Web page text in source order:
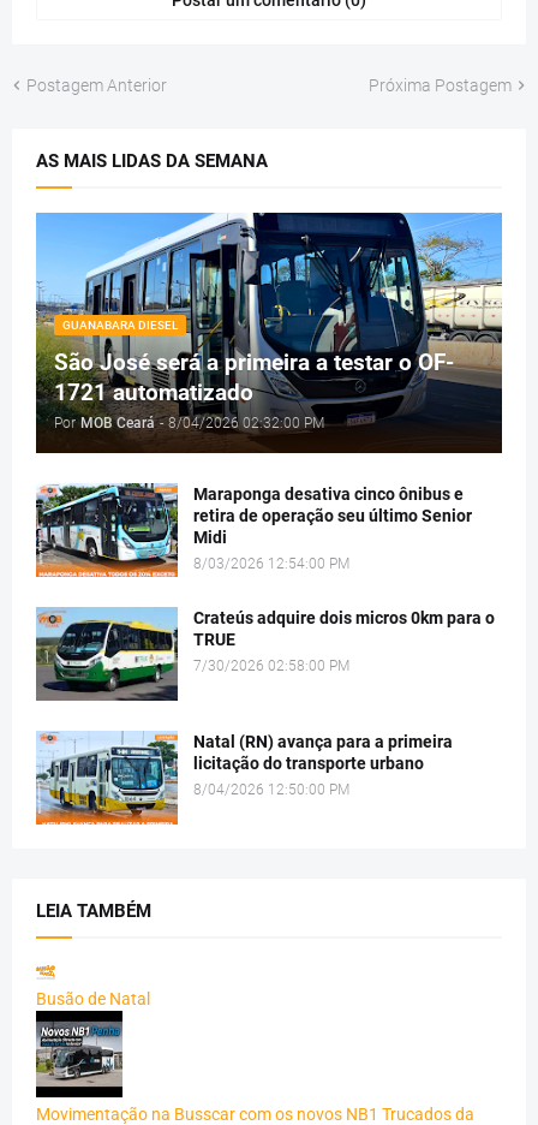
Postagem Anterior Próxima Postagem
AS MAIS LIDAS DA SEMANA
GUANABARA DIESEL
São José será a primeira a testar o OF-
1721 automatizado
Por MOB Ceará - 8/04/2026 02:32:00 PM
Maraponga desativa cinco ônibus e
retira de operação seu último Senior
Midi
8/03/2026 12:54:00 PM
Crateús adquire dois micros 0km para o
TRUE
7/30/2026 02:58:00 PM
Natal (RN) avança para a primeira
licitação do transporte urbano
8/04/2026 12:50:00 PM
LEIA TAMBÉM
Busão de Natal
Movimentação na Busscar com os novos NB1 Trucados da